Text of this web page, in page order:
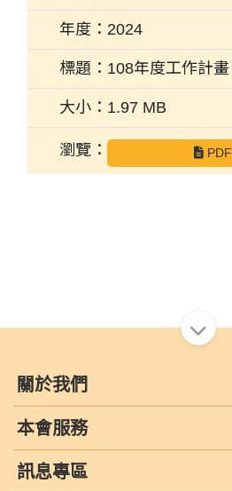
2024
108年度工作計畫
1.97 MB
PDF
關於我們
本會服務
訊息專區